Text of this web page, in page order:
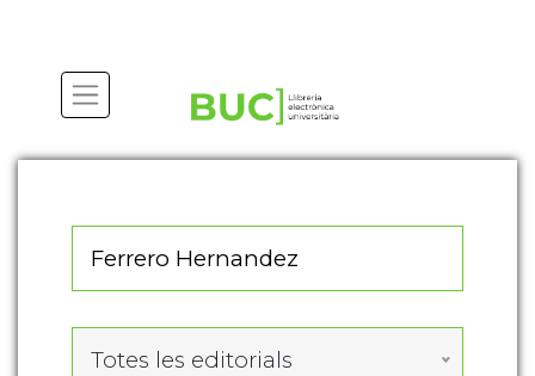
Totes les editorials